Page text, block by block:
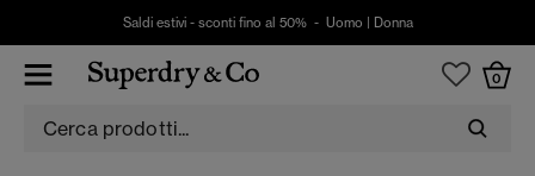
Saldi estivi - sconti fino al 50% - Uomo Donna
0